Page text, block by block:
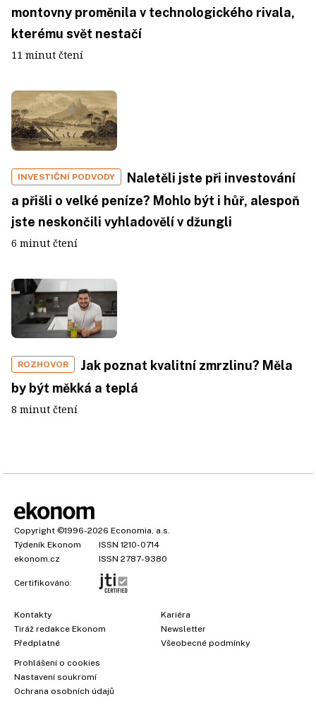
montovny proměnila v technologického rivala,
kterému svět nestačí
11 minut čtení
INVESTIČNÍ PODVODY
Naletěli jste při investování
a přišli o velké peníze? Mohlo být i hůř, alespoň
jste neskončili vyhladovělí v džungli
6 minut čtení
ROZHOVOR
Jak poznat kvalitní zmrzlinu? Měla
by být měkká a teplá
8 minut čtení
Copyright ©1996-2026 Economia, a.s.
Týdeník Ekonom
ISSN 1210-0714
ekonom.cz
ISSN 2787-9380
Certifikováno:
Kontakty
Tiráž redakce Ekonom
Předplatné
Kariéra
Newsletter
Všeobecné podmínky
Prohlášení o cookies
Nastavení soukromí
Ochrana osobních údajů